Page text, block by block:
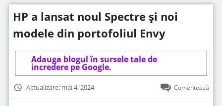
t
î
n
i
t
HP a lansat noul Spectre și noi
modele din portofoliul Envy
Adauga blogul în sursele tale de
incredere pe Google.
Actualizare: mai 4, 2024 Comentează